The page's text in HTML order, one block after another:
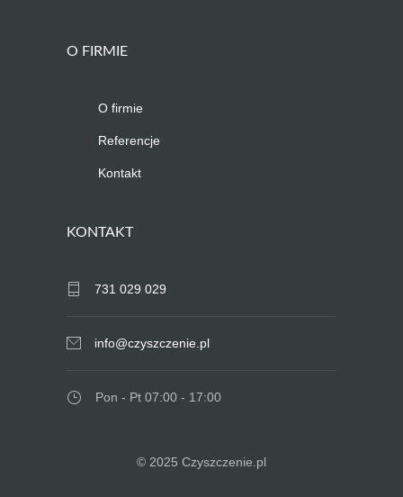
O FIRMIE
O firmie
Referencje
Kontakt
KONTAKT
731 029 029
info@czyszczenie.pl
Pon - Pt 07:00 - 17:00
© 2025 Czyszczenie.pl